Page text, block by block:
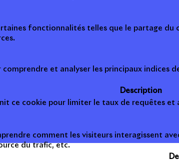
fonctionnalités telles que le partage du
et analyser les principaux
Description
ce cookie pour limiter le taux de requêtes
comment les visiteurs interagissent
du trafic, etc.